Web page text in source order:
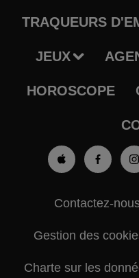
TRAQUEURS
JEUX
HOROSCOPE
Contactez-
Gestion des
Charte sur les